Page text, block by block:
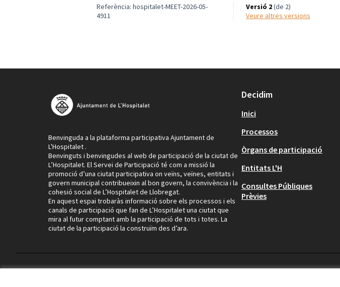
Referència: hospitalet-MEET-2026-05-
4911
Versió 2(de 2)
veure altres versions
Benvinguda a la plataforma participativa Ajuntament de
L'Hospitalet .
Benvinguts i benvingudes al web de participació de la ciutat de
L’Hospitalet. El Servei de Participació té com a missió la
promoció d’una ciutat participativa on veïns, veïnes, entitats i
govern municipal contribueixin al bon govern, la convivència i la
cohesió social de L’Hospitalet de Llobregat.
En aquest espai trobaràs informació sobre els processos i els
canals de participació que fan de L’Hospitalet una ciutat que
mira al futur comptant amb la participació de tots i totes. La
ciutat de la participació la construïm des d’ara.
Decidim
Inici
Processos
Òrgans de participació
Entitats L'H
Consultes Públiques
Prèvies